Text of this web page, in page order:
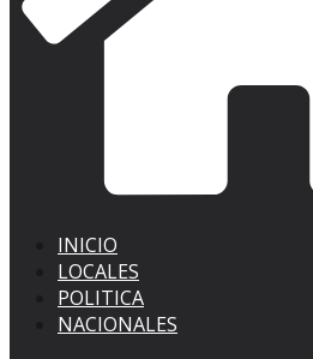
INICIO
LOCALES
POLITICA
NACIONALES